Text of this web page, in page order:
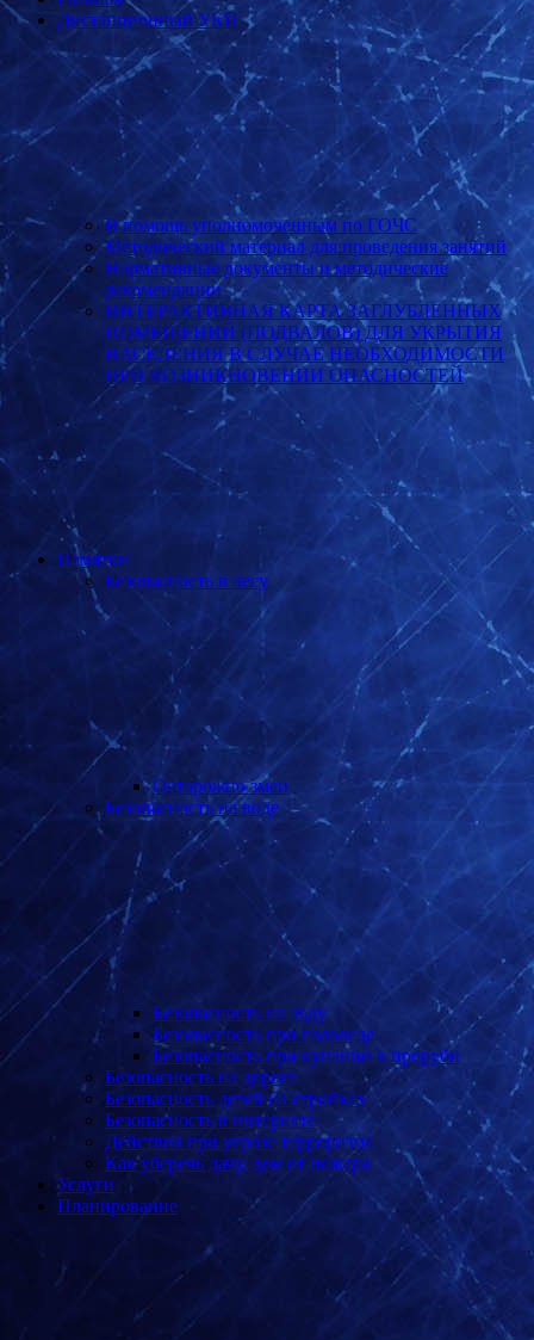
Дистанционный УКП
В помощь уполномоченным по ГОЧС
Методический материал для проведения занятий
Нормативные документы и методические
рекомендации
ИНТЕРАКТИВНАЯ КАРТА ЗАГЛУБЛЕННЫХ
ПОМЕЩЕНИЙ (ПОДВАЛОВ) ДЛЯ УКРЫТИЯ
НАСЕЛЕНИЯ В СЛУЧАЕ НЕОБХОДИМОСТИ
ПРИ ВОЗНИКНОВЕНИИ ОПАСНОСТЕЙ
Памятки
Безопасность в лесу
Осторожно змеи
Безопасность на воде
Безопасность на льду
Безопасность при гололеде
Безопасность при купании в проруби
Безопасность на дороге
Безопасность детей на стройках
Безопасность в интернете
Действия при угрозе терроризма
Как уберечь дачу, дом от пожара
Услуги
Планирование